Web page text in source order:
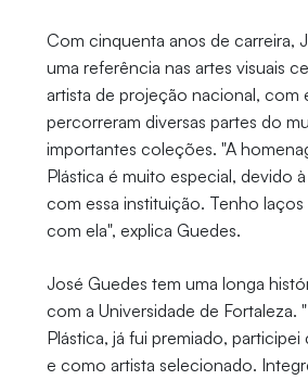
Com cinquenta anos de carreira,
uma referência nas artes visuais
artista de projeção nacional, com
percorreram diversas partes do
importantes coleções. "A
Plástica é muito especial, devido
com essa instituição. Tenho
com ela", explica Guedes.
José Guedes tem uma longa
com a Universidade de Fortaleza.
Plástica, já fui premiado,
e como artista selecionado.